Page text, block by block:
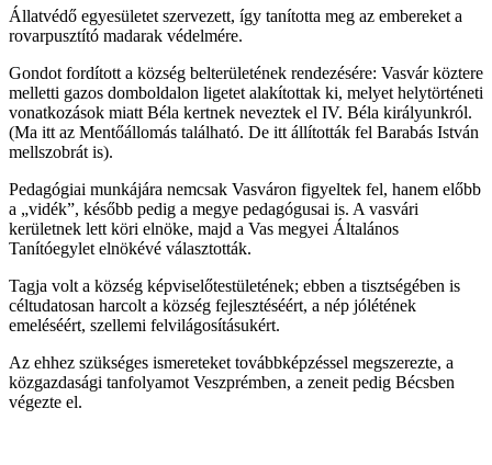
Állatvédő egyesületet szervezett, így tanította meg az embereket a
rovarpusztító madarak védelmére.
Gondot fordított a község belterületének rendezésére: Vasvár köztere
melletti gazos domboldalon ligetet alakítottak ki, melyet helytörténeti
vonatkozások miatt Béla kertnek neveztek el IV. Béla királyunkról.
(Ma itt az Mentőállomás található. De itt állították fel Barabás István
mellszobrát is).
Pedagógiai munkájára nemcsak Vasváron figyeltek fel, hanem előbb
a „vidék”, később pedig a megye pedagógusai is. A vasvári
kerületnek lett köri elnöke, majd a Vas megyei Általános
Tanítóegylet elnökévé választották.
Tagja volt a község képviselőtestületének; ebben a tisztségében is
céltudatosan harcolt a község fejlesztéséért, a nép jólétének
emeléséért, szellemi felvilágosításukért.
Az ehhez szükséges ismereteket továbbképzéssel megszerezte, a
közgazdasági tanfolyamot Veszprémben, a zeneit pedig Bécsben
végezte el.